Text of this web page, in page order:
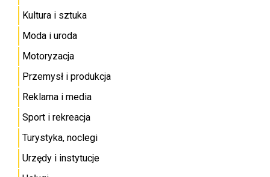
Kultura i sztuka
Moda i uroda
Motoryzacja
Przemysł i produkcja
Reklama i media
Sport i rekreacja
Turystyka, noclegi
Urzędy i instytucje